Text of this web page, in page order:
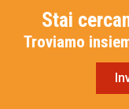
Stai
Troviamo